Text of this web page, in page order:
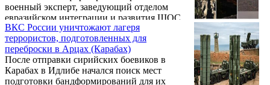
военный эксперт, заведующий отделом
евразийском интеграции и развития ШОС
Института стран СНГ Владимир Евсеев.
Одной из ответных мер, по его словам,
может стать развертывание частей 102-ой
военной базы вдоль границы с
Азербайджаном. Более того, Евсеев
предполагает, что они уже сейчас
ВКС России уничтожают лагеря
террористов, подготовленных для
переброски в Арцах (Карабах)
После отправки сирийских боевиков в
Карабах в Идлибе начался поиск мест
подготовки бандформирований для их